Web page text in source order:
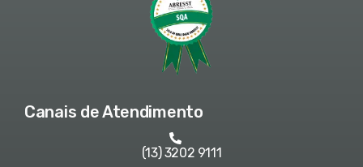
Canais de Atendimento
(13) 3202 9111